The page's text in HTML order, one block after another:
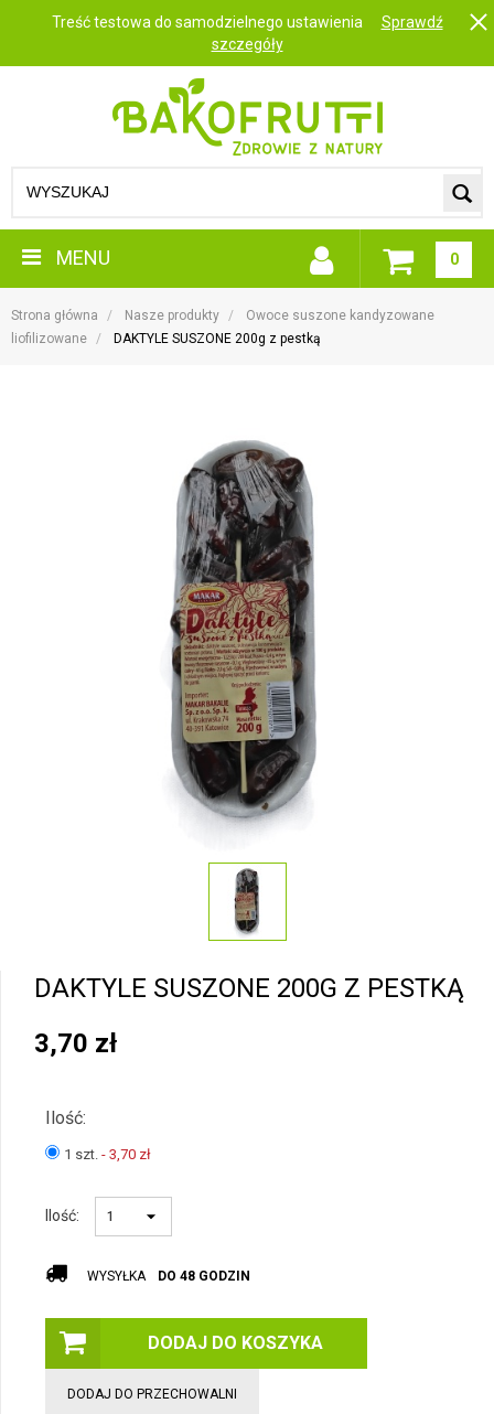
Treść testowa do samodzielnego ustawienia
Sprawdź
szczegóły
MENU 0
Strona główna Nasze produkty
Owoce suszone kandyzowane
liofilizowane
DAKTYLE SUSZONE 200g z pestką
DAKTYLE SUSZONE 200G Z PESTKĄ
3,70 zł
Ilość:
1 szt. - 3,70 zł
Ilość:
WYSYŁKA DO 48 GODZIN
DODAJ DO KOSZYKA
DODAJ DO PRZECHOWALNI